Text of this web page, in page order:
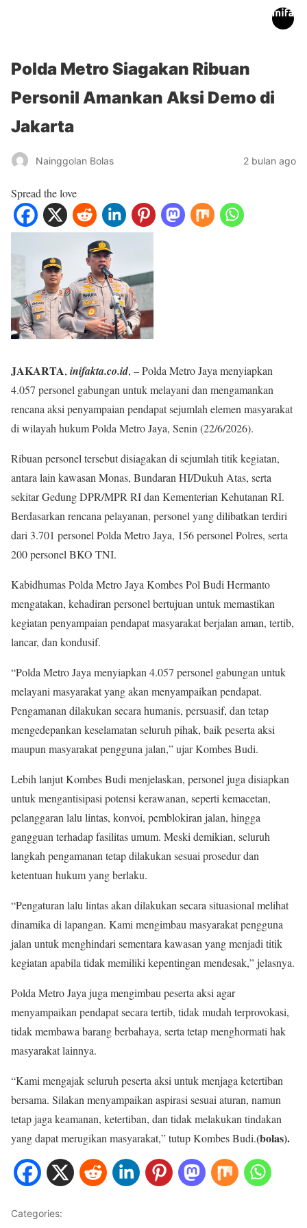
Polda Metro Siagakan Ribuan
Personil Amankan Aksi Demo di
Jakarta
Nainggolan Bolas 2 bulan ago
Spread the love
JAKARTA, inifakta.co.id, – Polda Metro Jaya menyiapkan
4.057 personel gabungan untuk melayani dan mengamankan
rencana aksi penyampaian pendapat sejumlah elemen masyarakat
di wilayah hukum Polda Metro Jaya, Senin (22/6/2026).
Ribuan personel tersebut disiagakan di sejumlah titik kegiatan,
antara lain kawasan Monas, Bundaran HI/Dukuh Atas, serta
sekitar Gedung DPR/MPR RI dan Kementerian Kehutanan RI.
Berdasarkan rencana pelayanan, personel yang dilibatkan terdiri
dari 3.701 personel Polda Metro Jaya, 156 personel Polres, serta
200 personel BKO TNI.
Kabidhumas Polda Metro Jaya Kombes Pol Budi Hermanto
mengatakan, kehadiran personel bertujuan untuk memastikan
kegiatan penyampaian pendapat masyarakat berjalan aman, tertib,
lancar, dan kondusif.
“Polda Metro Jaya menyiapkan 4.057 personel gabungan untuk
melayani masyarakat yang akan menyampaikan pendapat.
Pengamanan dilakukan secara humanis, persuasif, dan tetap
mengedepankan keselamatan seluruh pihak, baik peserta aksi
maupun masyarakat pengguna jalan,” ujar Kombes Budi.
Lebih lanjut Kombes Budi menjelaskan, personel juga disiapkan
untuk mengantisipasi potensi kerawanan, seperti kemacetan,
pelanggaran lalu lintas, konvoi, pemblokiran jalan, hingga
gangguan terhadap fasilitas umum. Meski demikian, seluruh
langkah pengamanan tetap dilakukan sesuai prosedur dan
ketentuan hukum yang berlaku.
“Pengaturan lalu lintas akan dilakukan secara situasional melihat
dinamika di lapangan. Kami mengimbau masyarakat pengguna
jalan untuk menghindari sementara kawasan yang menjadi titik
kegiatan apabila tidak memiliki kepentingan mendesak,” jelasnya.
Polda Metro Jaya juga mengimbau peserta aksi agar
menyampaikan pendapat secara tertib, tidak mudah terprovokasi,
tidak membawa barang berbahaya, serta tetap menghormati hak
masyarakat lainnya.
“Kami mengajak seluruh peserta aksi untuk menjaga ketertiban
bersama. Silakan menyampaikan aspirasi sesuai aturan, namun
tetap jaga keamanan, ketertiban, dan tidak melakukan tindakan
yang dapat merugikan masyarakat,” tutup Kombes Budi.(bolas).
Categories: